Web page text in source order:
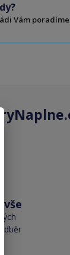
Vám poradíme
vše